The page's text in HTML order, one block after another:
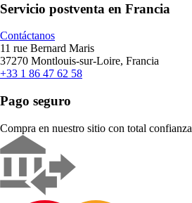
Servicio postventa en Francia
Contáctanos
11 rue Bernard Maris
37270 Montlouis-sur-Loire, Francia
+33 1 86 47 62 58
Pago seguro
Compra en nuestro sitio con total confianza